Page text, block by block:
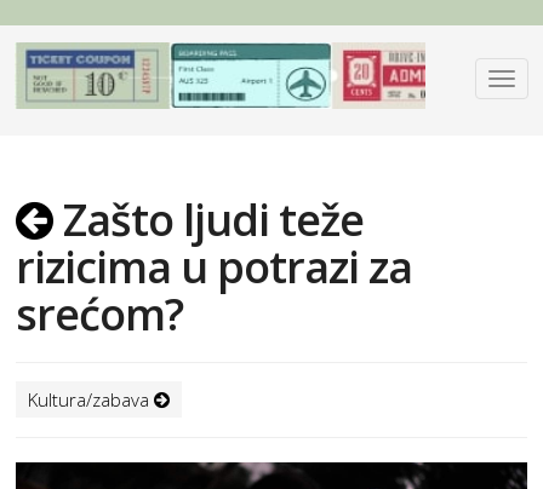
Zašto ljudi teže
rizicima u potrazi za
srećom?
Kultura/zabava